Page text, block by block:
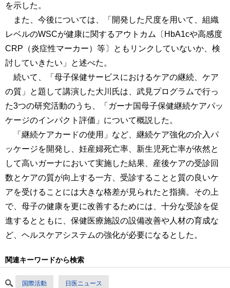
を示した。
また、今後については、「開発した尺度を用いて、組織
レベルのWSCが健康に関するアウトカム〔HbA1cや高感度
CRP（炎症性マーカー）等〕ともリンクしていないか、検
討していきたい」と述べた。
続いて、「母子保健サービスにおけるケアの継続、ケア
の質」と題して講演した大川氏は、武見プログラムで行っ
た3つの研究活動のうち、「ガーナ国母子保健継続ケアパッ
ケージのインパクト評価」について概説した。
「継続ケアカードの使用」など、継続ケア強化の介入パ
ッケージを開発し、妊産婦死亡率、新生児死亡率が依然と
して高いガーナにおいて実施した結果、産後ケアの受診回
数とケアの質が向上する一方、受診することと質の良いケ
アを受けることには大きな格差が見られたと指摘。その上
で、母子の健康を更に改善するためには、十分な受診を促
進するとともに、保健医療施設の設備改善や人材の育成な
ど、ヘルスケアシステムの強化が必要になるとした。
関連キーワードから検索
国際活動 日医ニュース